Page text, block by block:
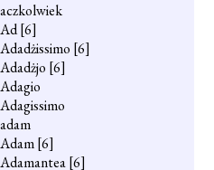
aczkolwiek
Ad[6]
Adadżissimo [6]
Adadżjo [6]
Adagio
Adagissimo
adam
Adam[6]
Adamantea[6]